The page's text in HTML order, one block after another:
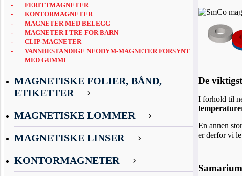
FERITTMAGNETER
KONTORMAGNETER
MAGNETER MED BELEGG
MAGNETER I TRE FOR BARN
CLIP-MAGNETER
VANNBESTANDIGE NEODYM-MAGNETER FORSYNT
MED GUMMI
MAGNETISKE FOLIER, BÅND,
ETIKETTER
MAGNETISKE LOMMER
MAGNETISKE LINSER
KONTORMAGNETER
De
I forhold til
En annen
er derfor vi